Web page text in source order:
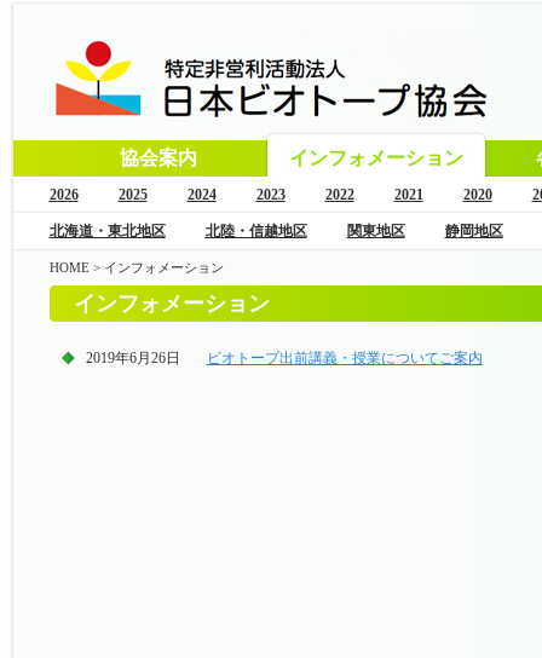
協会案内 インフォメーション
2026 2025 2024 2023 2022 2021 2020
北海道・東北地区 北陸・信越地区 関東地区 静岡地区
HOME> インフォメーション
インフォメーション
2019年6月26日 ビオトープ出前講義・授業についてご案内